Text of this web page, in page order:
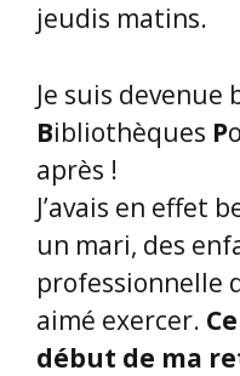
jeudis matins.
Je suis devenue
Bibliothèques P
après !
J’avais en effet
un mari, des
professionnelle
aimé exercer.
début de ma